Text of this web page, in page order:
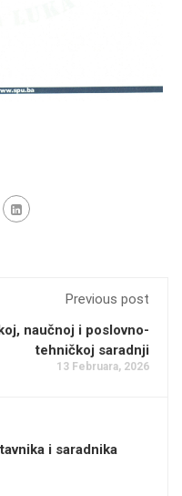
Previous post
naučnoj i poslovno-
tehničkoj saradnji
13 Februara, 2026
i saradnika